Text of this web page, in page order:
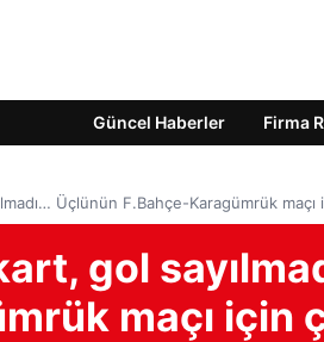
Güncel Haberler Firma
Üçlünün F.Bahçe-Karagümrük
kart, gol
maçı için